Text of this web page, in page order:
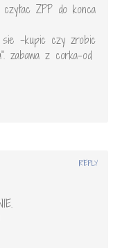
czytac ZPP do konca
sie -kupic czy zrobic
zabawa z corka-od
REPLY